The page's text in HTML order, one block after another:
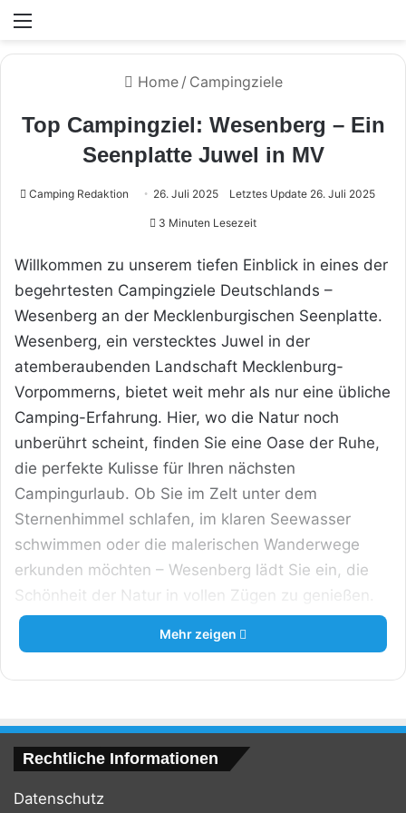
Home / Campingziele
Top Campingziel: Wesenberg – Ein
Seenplatte Juwel in MV
Camping Redaktion 26. Juli 2025 Letztes Update 26. Juli 2025
3 Minuten Lesezeit
Willkommen zu unserem tiefen Einblick in eines der
begehrtesten Campingziele Deutschlands –
Wesenberg an der Mecklenburgischen Seenplatte.
Wesenberg, ein verstecktes Juwel in der
atemberaubenden Landschaft Mecklenburg-
Vorpommerns, bietet weit mehr als nur eine übliche
Camping-Erfahrung. Hier, wo die Natur noch
unberührt scheint, finden Sie eine Oase der Ruhe,
die perfekte Kulisse für Ihren nächsten
Campingurlaub. Ob Sie im Zelt unter dem
Sternenhimmel schlafen, im klaren Seewasser
schwimmen oder die malerischen Wanderwege
erkunden möchten – Wesenberg lädt Sie ein, die
Schönheit der Natur in vollen Zügen zu genießen.
Mit familienfreundlichen Campingplätzen, die jede
Menge Aktivitäten für Kinder bieten, und
unvergessliches Erlebnis für Camper aller
Altersgruppen. Tauchen Sie ein in das
Naturerlebnis Wesenberg und entdecken Sie,
warum dieser Ort bei Outdoor-Enthusiasten so
Mehr zeigen
Rechtliche Informationen
Datenschutz